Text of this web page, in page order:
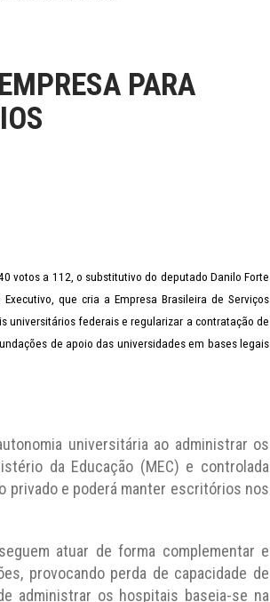
PARA
votos a 112, o substitutivo do deputado Danilo Forte
Executivo, que cria a Empresa Brasileira de Serviços
universitários federais e regularizar a contratação de
de apoio das universidades em bases legais
universitária ao administrar os
da Educação (MEC) e controlada
privado e poderá manter escritórios nos
atuar de forma complementar e
provocando perda de capacidade de
administrar os hospitais baseia-se na